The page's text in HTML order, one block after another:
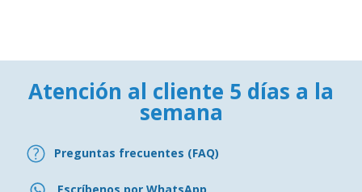
Atención al cliente 5 días a la
semana
Preguntas frecuentes (FAQ)